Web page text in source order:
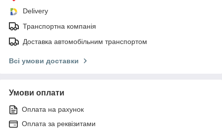
Delivery
Транспортна компанія
Доставка автомобільним транспортом
Всі умови доставки
Умови оплати
Оплата на рахунок
Оплата за реквізитами